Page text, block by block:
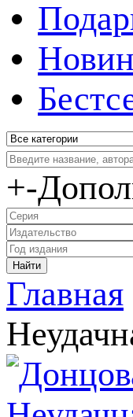
+-
Главная